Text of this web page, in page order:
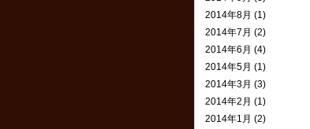
2014年8月 (1)
2014年7月 (2)
2014年6月 (4)
2014年5月 (1)
2014年3月 (3)
2014年2月 (1)
2014年1月 (2)